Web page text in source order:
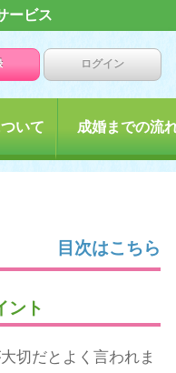
ービス
ログイン
いて 成婚までの流
目次はこちら
ント
切だとよく言われま